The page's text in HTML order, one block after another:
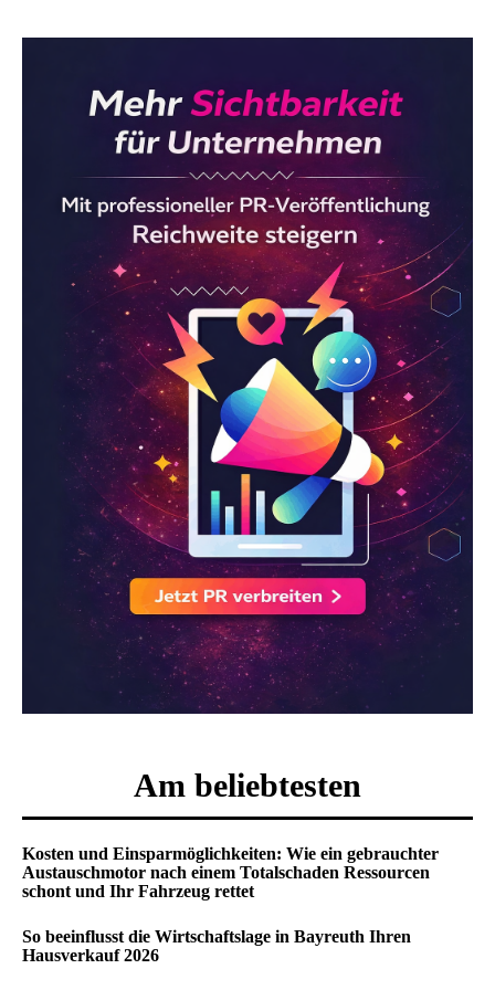
Am beliebtesten
Kosten und Einsparmöglichkeiten: Wie ein gebrauchter
Austauschmotor nach einem Totalschaden Ressourcen
schont und Ihr Fahrzeug rettet
So beeinflusst die Wirtschaftslage in Bayreuth Ihren
Hausverkauf 2026